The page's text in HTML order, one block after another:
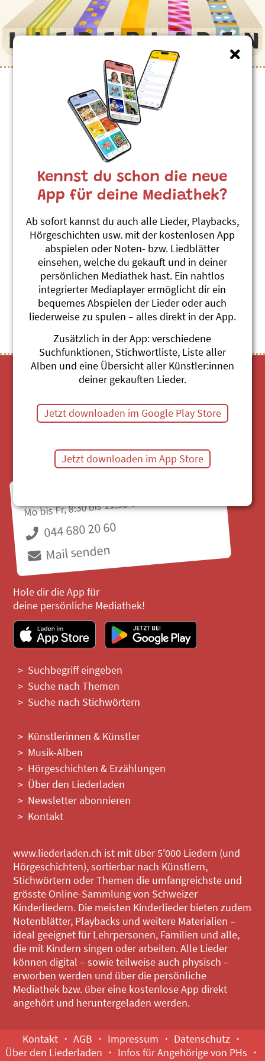
Kinderlieder zum Thema
”Party”
Tohuwabohu
Marius und die Jagdkapelle
Mir sind alles Waldchind (Album)
#Tanzen #Wild sein #Party
Let's have a party
Andrew Bond
En Tag im Läbe vom Anders Andersson
(1)
#Englisch #Freude #Tanzen #Party
Themenübersicht Stichwörter A-Z
Mo bis Fr, 8:30 bis 11:30 Uhr
044 680 20 60
Mail senden
Hole dir die App für
deine persönliche Mediathek!
Suchbegriff eingeben
Suche nach Themen
Suche nach Stichwörtern
Künstlerinnen & Künstler
Musik-Alben
Hörgeschichten & Erzählungen
Über den Liederladen
Newsletter abonnieren
Kontakt
www.liederladen.ch ist mit über 5'000 Liedern (und
Hörgeschichten), sortierbar nach Künstlern,
Stichwörtern oder Themen die umfangreichste und
grösste Online-Sammlung von Schweizer
Kinderliedern. Die meisten Kinderlieder bieten zudem
Notenblätter, Playbacks und weitere Materialien –
ideal geeignet für Lehrpersonen, Familien und alle,
die mit Kindern singen oder arbeiten. Alle Lieder
können digital – sowie teilweise auch physisch –
erworben werden und über die persönliche
Mediathek bzw. über eine kostenlose App direkt
angehört und heruntergeladen werden.
Kontakt AGB Impressum
Datenschutz
Über den Liederladen
Infos für Angehörige von PHs
Kennst du schon die neue
App für deine Mediathek?
Ab sofort kannst du auch alle Lieder, Playbacks,
Hörgeschichten usw. mit der kostenlosen App
abspielen oder Noten- bzw. Liedblätter
einsehen, welche du gekauft und in deiner
persönlichen Mediathek hast. Ein nahtlos
integrierter Mediaplayer ermöglicht dir ein
bequemes Abspielen der Lieder oder auch
liederweise zu spulen – alles direkt in der App.
Zusätzlich in der App: verschiedene
Suchfunktionen, Stichwortliste, Liste aller
Alben und eine Übersicht aller Künstler:innen
deiner gekauften Lieder.
Jetzt downloaden im Google Play Store
Jetzt downloaden im App Store